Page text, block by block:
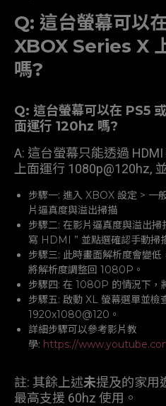
Q: 這台螢幕可以
XBOX Series X
嗎?
Q: 這台螢幕可以在 PS5
面運行 120hz 嗎?
A: 這台螢幕只能透過
上面運行 1080p@120hz,
步驟一: 進入 XBOX 設定 > 一
片逼真度與溢出掃描
步驟二: 在影片逼真度與溢出
寫 HDMI ” 並點選確認手動掃
步驟三: 此時畫面解析度會變
將解析度調整回 1080P。
步驟四: 在 1080P 的情況下，
步驟五: 啟動 XL 螢幕選單並檢
1920x1080@120。
詳細步驟可以參考影片教
學: https://
註: 其餘上述未提及的家用
最高支援 60hz 使用。